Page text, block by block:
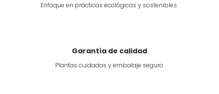
Enfoque en prácticas ecológicas y sostenibles.
Garantía de calidad
Plantas cuidadas y embalaje seguro